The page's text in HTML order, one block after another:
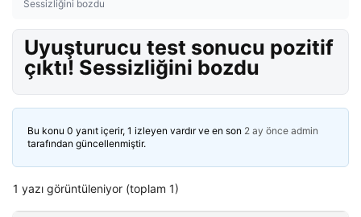
Sessizliğini bozdu
Uyuşturucu test sonucu pozitif
çıktı! Sessizliğini bozdu
Bu konu 0 yanıt içerir, 1 izleyen vardır ve en son 2 ay önce admin
tarafından güncellenmiştir.
1 yazı görüntüleniyor (toplam 1)